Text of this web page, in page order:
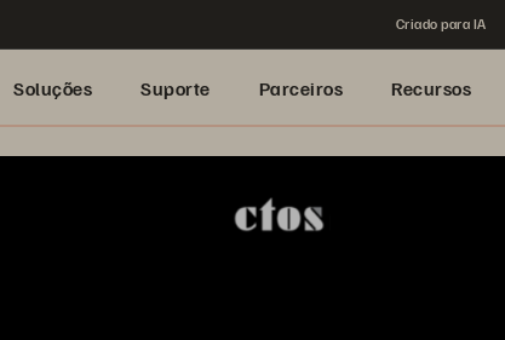
Criado para IA
Soluções Suporte Parceiros Recursos